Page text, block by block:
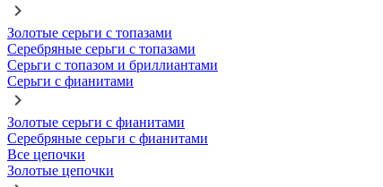
Золотые серьги с топазами
Серебряные серьги с топазами
Серьги с топазом и бриллиантами
Серьги с фианитами
Золотые серьги с фианитами
Серебряные серьги с фианитами
Все цепочки
Золотые цепочки